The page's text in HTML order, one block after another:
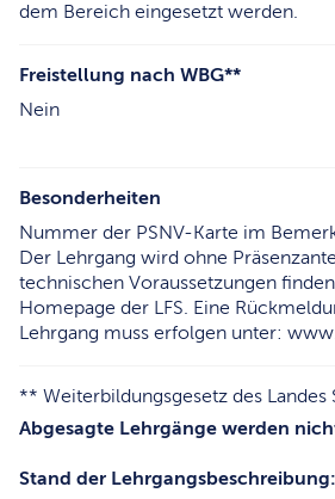
dem Bereich eingesetzt werden.
Freistellung nach WBG**
Nein
Besonderheiten
Nummer der PSNV-Karte im
Der Lehrgang wird ohne
technischen Voraussetzungen
Homepage der LFS. Eine
Lehrgang muss erfolgen unter:
** Weiterbildungsgesetz des
Abgesagte Lehrgänge werden
Stand der